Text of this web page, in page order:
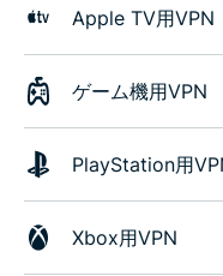
Apple TV用VPN
ゲーム機用VPN
PlayStation用
Xbox用VPN